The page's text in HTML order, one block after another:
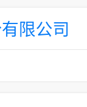
限公司